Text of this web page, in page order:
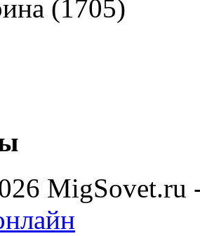
(1705)
MigSovet.ru